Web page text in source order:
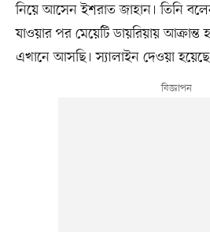
নিয়ে আসেন ইশরাত জাহান। তিনি
যাওয়ার পর মেয়েটি ডায়রিয়ায়
এখানে আসছি। স্যালাইন দেওয়া